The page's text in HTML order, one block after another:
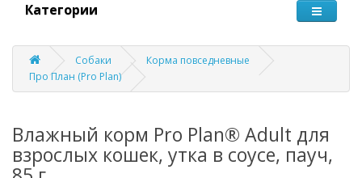
Категории
Собаки
Корма повседневные
Про План (Pro Plan)
Влажный корм Pro Plan® Adult для
взрослых кошек, утка в соусе, пауч,